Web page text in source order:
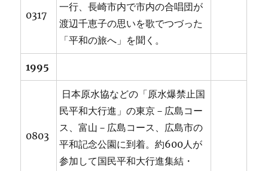
0317
一行、長崎市内で市内の合唱団が
渡辺千恵子の思いを歌でつづった
「平和の旅へ」を聞く。
1995
0803
日本原水協などの「原水爆禁止国
民平和大行進」の東京－広島コー
ス、富山－広島コース、広島市の
平和記念公園に到着。約600人が
参加して国民平和大行進集結・